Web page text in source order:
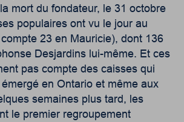
mort du fondateur, le 31 octobre
populaires ont vu le jour au
23 en Mauricie), dont 136
Desjardins lui-même. Et ces
pas compte des caisses qui
en Ontario et même aux
semaines plus tard, les
le premier regroupement